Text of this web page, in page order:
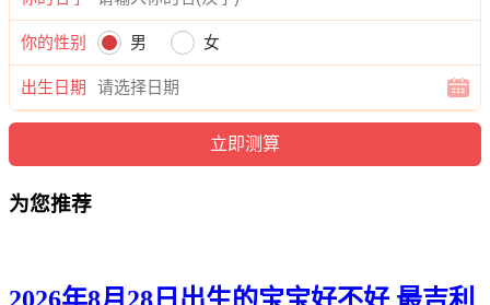
儿清、菲颖、缘依、俪萱、馨紫、浩洛、奕静、影妍、思清、
沛珞、姗丽、琼澜、蓝俪、紫然、筱梓、娴茹、万润、秋梦、
缦影、水俪、姿傲、菱缘、清希、甯昕、映丝、姗楚、佳歆、
梓嫣、裳冰、妍如、慕影、梦妍、滢绿。
你的性别 男 女
出生日期
为您推荐